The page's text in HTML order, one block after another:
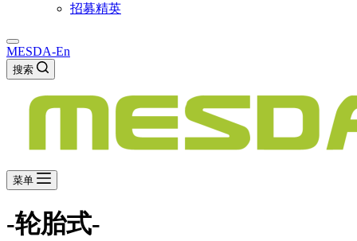
招募精英
MESDA-En
搜索
菜单
-轮胎式-